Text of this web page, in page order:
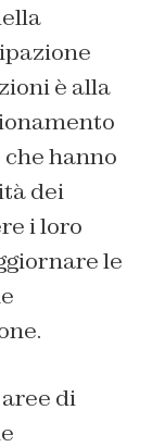
è alla
hanno
dei
i loro
le
di